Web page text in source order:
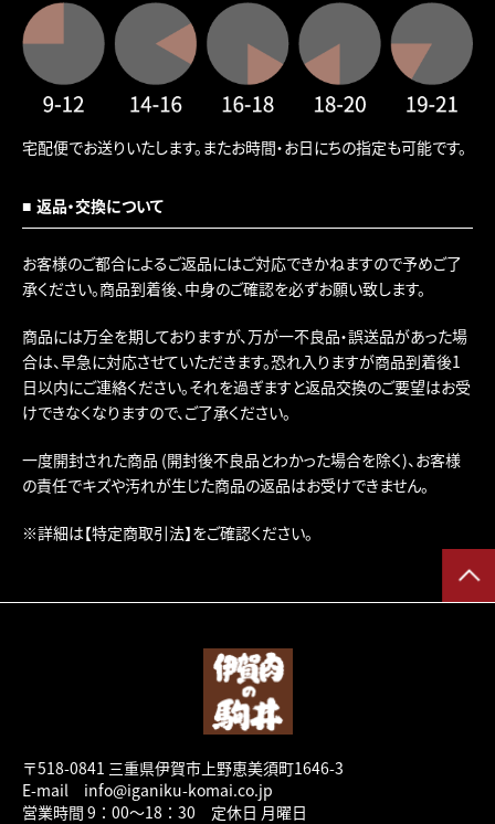
宅配便でお送りいたします。またお時間・お日にちの指定も可能です。
返品・交換について
お客様のご都合によるご返品にはご対応できかねますので予めご了
承ください。商品到着後、中身のご確認を必ずお願い致します。
商品には万全を期しておりますが、万が一不良品・誤送品があった場
合は、早急に対応させていただきます。恐れ入りますが商品到着後1
日以内にご連絡ください。それを過ぎますと返品交換のご要望はお受
けできなくなりますので、ご了承ください。
一度開封された商品 (開封後不良品とわかった場合を除く)、お客様
の責任でキズや汚れが生じた商品の返品はお受けできません。
※詳細は【特定商取引法】をご確認ください。
〒518-0841 三重県伊賀市上野恵美須町1646-3
E-mail info@iganiku-komai.co.jp
営業時間 9：00～18：30 定休日 月曜日